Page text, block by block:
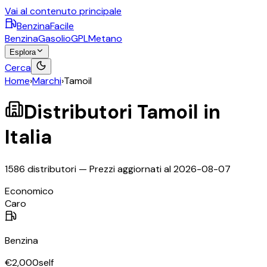
Vai al contenuto principale
BenzinaFacile
BenzinaGasolioGPLMetano
Esplora
Cerca
Home›Marchi›Tamoil
Distributori Tamoil in
Italia
1586 distributori — Prezzi aggiornati al2026-08-07
Economico
Caro
Benzina
€2,000self